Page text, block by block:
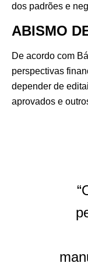
dos padrões e
ABISMO
De acordo com
perspectivas
depender de
aprovados e